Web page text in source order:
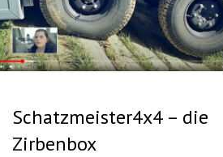
Schatzmeister4x4 – die
Zirbenbox